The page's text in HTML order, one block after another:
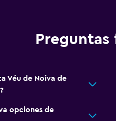
Véu de Noiva de
opciones de